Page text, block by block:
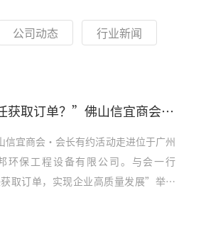
公司动态 行业新闻
“如何赢得信任获取订单？”佛山信宜商会学习研讨会在广州巨邦环保公司举行
信宜商会·会长有约活动走进位于广州
环保工程设备有限公司。与会一行
取订单，实现企业高质量发展”举行